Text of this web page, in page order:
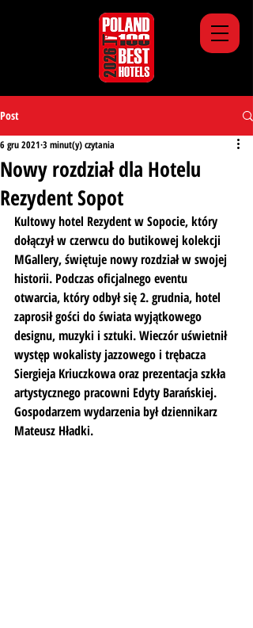
Post
Nowy rozdział dla Hotelu
Rezydent Sopot
6 gru 2021 3 minut(y) czytania
Kultowy hotel Rezydent w Sopocie, który
dołączył w czerwcu do butikowej kolekcji
MGallery, świętuje nowy rozdział w swojej
historii. Podczas oficjalnego eventu
otwarcia, który odbył się 2. grudnia, hotel
zaprosił gości do świata wyjątkowego
designu, muzyki i sztuki. Wieczór uświetnił
występ wokalisty jazzowego i trębacza
Siergieja Kriuczkowa oraz prezentacja szkła
artystycznego pracowni Edyty Barańskiej.
Gospodarzem wydarzenia był dziennikarz
Mateusz Hładki.